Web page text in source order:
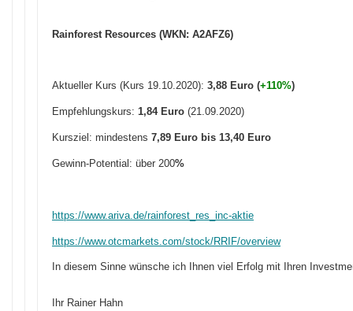
Rainforest Resources (WKN: A2AFZ6)
Aktueller Kurs (Kurs 19.10.2020): 3,88 Euro (+110%)
Empfehlungskurs: 1,84 Euro (21.09.2020)
Kursziel: mindestens 7,89 Euro bis 13,40 Euro
Gewinn-Potential: über 200%
https://www.ariva.de/rainforest_res_inc-aktie
https://www.otcmarkets.com/stock/RRIF/overview
In diesem Sinne wünsche ich Ihnen viel Erfolg mit Ihren
Ihr Rainer Hahn